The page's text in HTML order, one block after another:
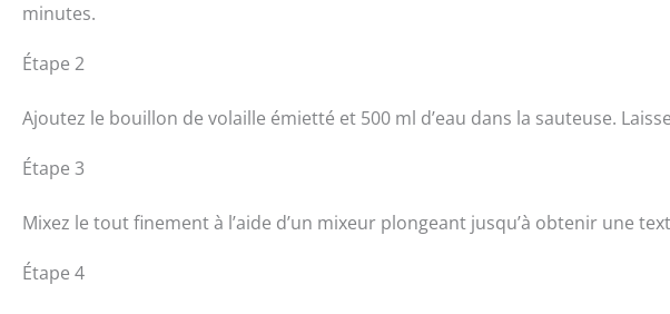
minutes.
Étape 2
Ajoutez le bouillon de volaille émietté et 500 ml d’eau dans la sauteuse.
Étape 3
Mixez le tout finement à l’aide d’un mixeur plongeant jusqu’à obtenir une
Étape 4